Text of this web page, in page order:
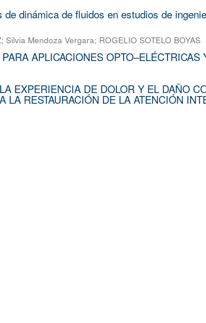
dinámica de fluidos en estudios de
; Silvia Mendoza Vergara; ROGELIO SOTELO BOYAS
APLICACIONES OPTO–ELÉCTRICAS
EXPERIENCIA DE DOLOR Y EL DAÑO
LA RESTAURACIÓN DE LA ATENCIÓN